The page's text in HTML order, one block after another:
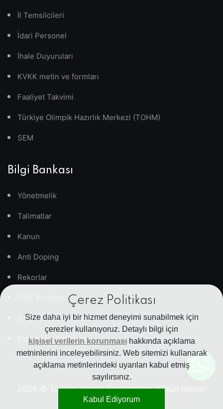
Çerez Politikası
Size daha iyi bir hizmet deneyimi sunabilmek için
çerezler kullanıyoruz. Detaylı bilgi için
kişisel verilerin korunmasıhakkında açıklama
metninlerini inceleyebilirsiniz. Web sitemizi kullanarak
açıklama metinlerindeki uyarıları kabul etmiş
sayılırsınız.
Kabul Ediyorum
İl Temsilcileri
İdari Personel
İhale Duyuruları
KVKK metin ve formları
Faaliyet Takvimi
Türkiye Olimpik Hazırlık Merkezi (TOHM)
SEM
Bilgi Bankası
Yönetmelik
Talimatlar
Kanun
Anti Doping
Rekorlar
Sıkça Sorulan Sorular
Banka Hesap Bilgileri
© Türkiye Atıcılık Federasyonu bütün hakları
saklıdır.